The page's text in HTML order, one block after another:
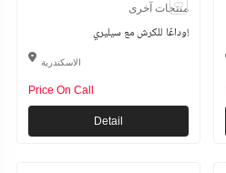
منتجات آخرى
وداعًا للكرش مع سيليري!
الاسكندرية
Price On Call
Detail